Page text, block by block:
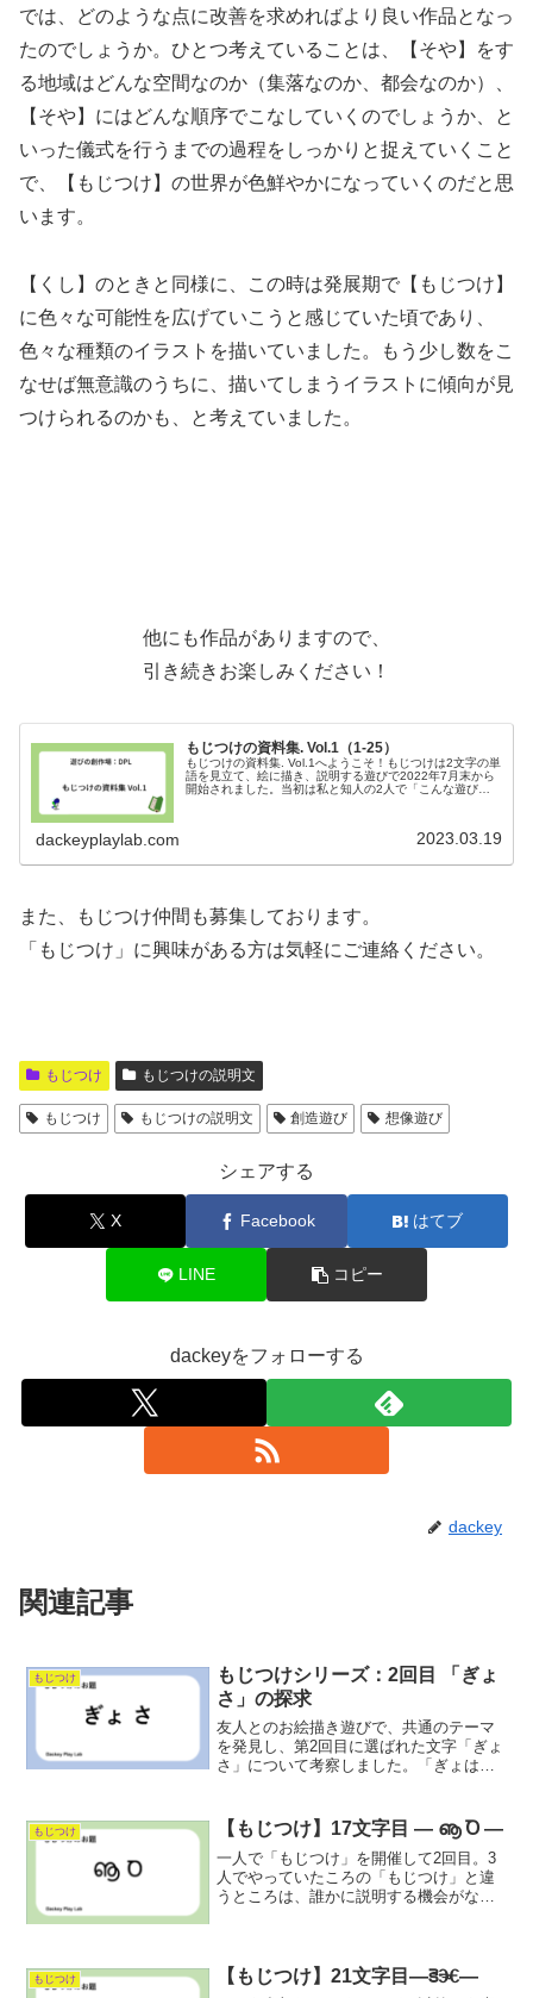
では、どのような点に改善を求めればより良い作品となっ
たのでしょうか。ひとつ考えていることは、【そや】をす
る地域はどんな空間なのか（集落なのか、都会なのか）、
【そや】にはどんな順序でこなしていくのでしょうか、と
いった儀式を行うまでの過程をしっかりと捉えていくこと
で、【もじつけ】の世界が色鮮やかになっていくのだと思
います。
【くし】のときと同様に、この時は発展期で【もじつけ】
に色々な可能性を広げていこうと感じていた頃であり、
色々な種類のイラストを描いていました。もう少し数をこ
なせば無意識のうちに、描いてしまうイラストに傾向が見
つけられるのかも、と考えていました。
他にも作品がありますので、
引き続きお楽しみください！
もじつけの資料集. Vol.1（1-25）
もじつけの資料集. Vol.1へようこそ！もじつけは2文字の単
語を見立て、絵に描き、説明する遊びで2022年7月末から
開始されました。当初は私と知人の2人で「こんな遊びが
dackeyplaylab.com 2023.03.19
また、もじつけ仲間も募集しております。
「もじつけ」に興味がある方は気軽にご連絡ください。
もじつけ もじつけの説明文
もじつけ もじつけの説明文 創造遊び 想像遊び
シェアする
X Facebook はてブ
LINE コピー
dackeyをフォローする
dackey
関連記事
もじつけ
もじつけシリーズ：2回目 「ぎょ
さ」の探求
友人とのお絵描き遊びで、共通のテーマ
を発見し、第2回目に選ばれた文字「ぎょ
さ」について考察しました。「ぎょは驚
なっています。この創作を通じて発見が
あり、新たな仲間を求めています。
もじつけ 【もじつけ】17文字目 ― ൡ Ꝺ ―
一人で「もじつけ」を開催して2回目。3
人でやっていたころの「もじつけ」と違
うところは、誰かに説明する機会がな
ともあり、それが思考の整...
もじつけ 【もじつけ】21文字目―కెⰧ―